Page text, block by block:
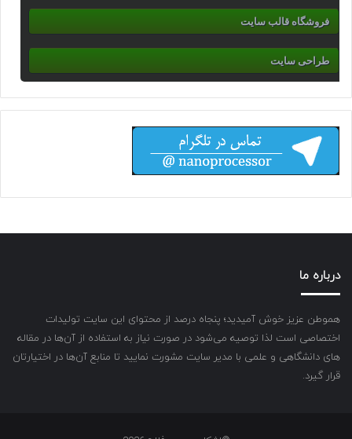
فروشگاه قالب سایت
طراحی سایت
درباره ما
هموطن عزیز خوش آمیدید؛ پنجاه درصد از محتوای این سایت تولیدات
اختصاصی است لذا توصیه می‌شود در صورت نیاز به استفاده از آن‌ها در مقاله
های دانشگاهی و علمی با مدیر سایت مشورت نمایید تا منابع آن‌ها در اختیارتان
قرار گیرد.